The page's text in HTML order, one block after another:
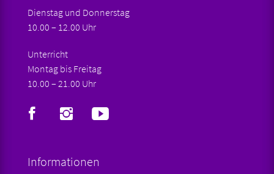
Dienstag und Donnerstag
10.00 – 12.00 Uhr
Unterricht
Montag bis Freitag
10.00 – 21.00 Uhr
Informationen